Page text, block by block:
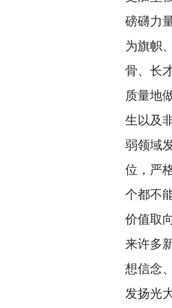
磅礴力
为旗帜
骨、长
质量地
生以及
弱领域
位，严
个都不
价值取
来许多
想信念
发扬光